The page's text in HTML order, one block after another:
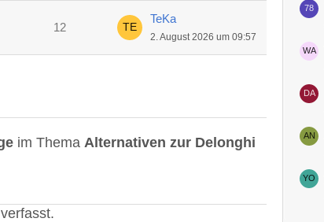
12
TeKa
2. August 2026 um 09:57
im ThemaAlternativen zur Delonghi
verfasst.